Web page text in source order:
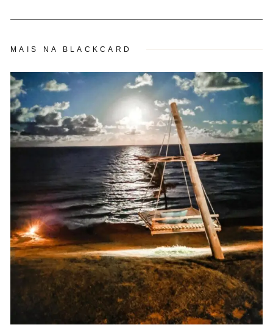
MAIS NA BLACKCARD